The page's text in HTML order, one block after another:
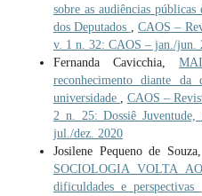
sobre as audiências
dos Deputados
CAOS –
v. 1 n. 32: CAOS – jan./jun.
Fernanda Cavicchia,
reconhecimento diante da
universidade
CAOS –
2 n. 25: Dossiê Juventude,
jul./dez. 2020
Josilene Pequeno de
SOCIOLOGIA VOLTA
dificuldades e perspectivas